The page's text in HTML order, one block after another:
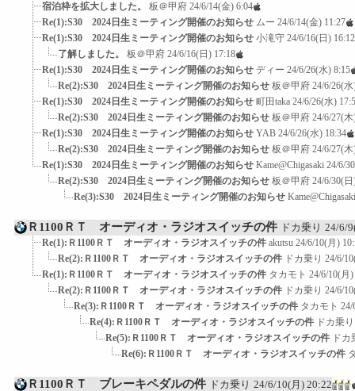
宿泊枠を拡大しました。
板＠甲府 24/6/14(金) 6:04
Re(1):S30 2024日生ミーティング開催のお知らせ ムー 24/6/14(金) 11:27
Re(1):S30 2024日生ミーティング開催のお知らせ 小滝守 24/6/16(日) 16:12
了解しました。
板＠甲府 24/6/16(日) 17:18
Re(1):S30 2024日生ミーティング開催のお知らせ ディー 24/6/26(水) 8:15
Re(2):S30 2024日生ミーティング開催のお知らせ 板＠甲府 24/6/26(
Re(1):S30 2024日生ミーティング開催のお知らせ 町田taka 24/6/26(水)
Re(2):S30 2024日生ミーティング開催のお知らせ 板＠甲府 24/6/27(
Re(1):S30 2024日生ミーティング開催のお知らせ YAB 24/6/26(水) 18:34
Re(2):S30 2024日生ミーティング開催のお知らせ 板＠甲府 24/6/27(
Re(1):S30 2024日生ミーティング開催のお知らせ Kame@Chigasaki 24/6/
Re(2):S30 2024日生ミーティング開催のお知らせ 板＠甲府 24/6/30(
Re(3):S30 2024日生ミーティング開催のお知らせ Kame@Chigasaki
Ｒ1100ＲＴ オーディオ・ラジオスイッチの件 ドカ乗り 24/6/
Re(1):Ｒ1100ＲＴ オーディオ・ラジオスイッチの件 akutsu 24/6/10(月)
Re(2):Ｒ1100ＲＴ オーディオ・ラジオスイッチの件 ドカ乗り 24/6/
Re(1):Ｒ1100ＲＴ オーディオ・ラジオスイッチの件 タカモト 24/6/10(月)
Re(2):Ｒ1100ＲＴ オーディオ・ラジオスイッチの件 ドカ乗り 24/6/
Re(3):Ｒ1100ＲＴ オーディオ・ラジオスイッチの件 タカモト 24/
Re(4):Ｒ1100ＲＴ オーディオ・ラジオスイッチの件 ドカ乗り
Re(5):Ｒ1100ＲＴ オーディオ・ラジオスイッチの件 ドカ
Re(6):Ｒ1100ＲＴ オーディオ・ラジオスイッチの件
Ｒ1100ＲＴ ブレーキペダルの件 ドカ乗り 24/6/10(月) 20:22